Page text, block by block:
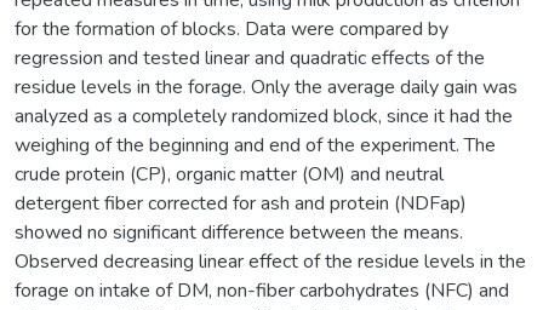
for the formation of blocks. Data were compared by
regression and tested linear and quadratic effects of the
residue levels in the forage. Only the average daily gain was
analyzed as a completely randomized block, since it had the
weighing of the beginning and end of the experiment. The
crude protein (CP), organic matter (OM) and neutral
detergent fiber corrected for ash and protein (NDFap)
showed no significant difference between the means.
Observed decreasing linear effect of the residue levels in the
forage on intake of DM, non-fiber carbohydrates (NFC) and